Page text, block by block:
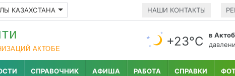
КАЗАХСТАНА НАШИ КОНТАКТЫ
АКТОБЕ
+23°С в
СПРАВОЧНИК АФИША РАБОТА СПРАВКИ